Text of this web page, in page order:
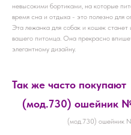
невысокими бортиками, на которые
время сна и отдыха - это полезно для
Эта лежанка для собак и кошек
вашего питомца. Она прекрасно
элегантному дизайну.
Так же часто покупают
(мод.730) ошейник
(мод.730) ошейник